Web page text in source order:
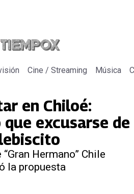
Cine / Streaming Música
en Chiloé:
excusarse de
Hermano” Chile
la propuesta